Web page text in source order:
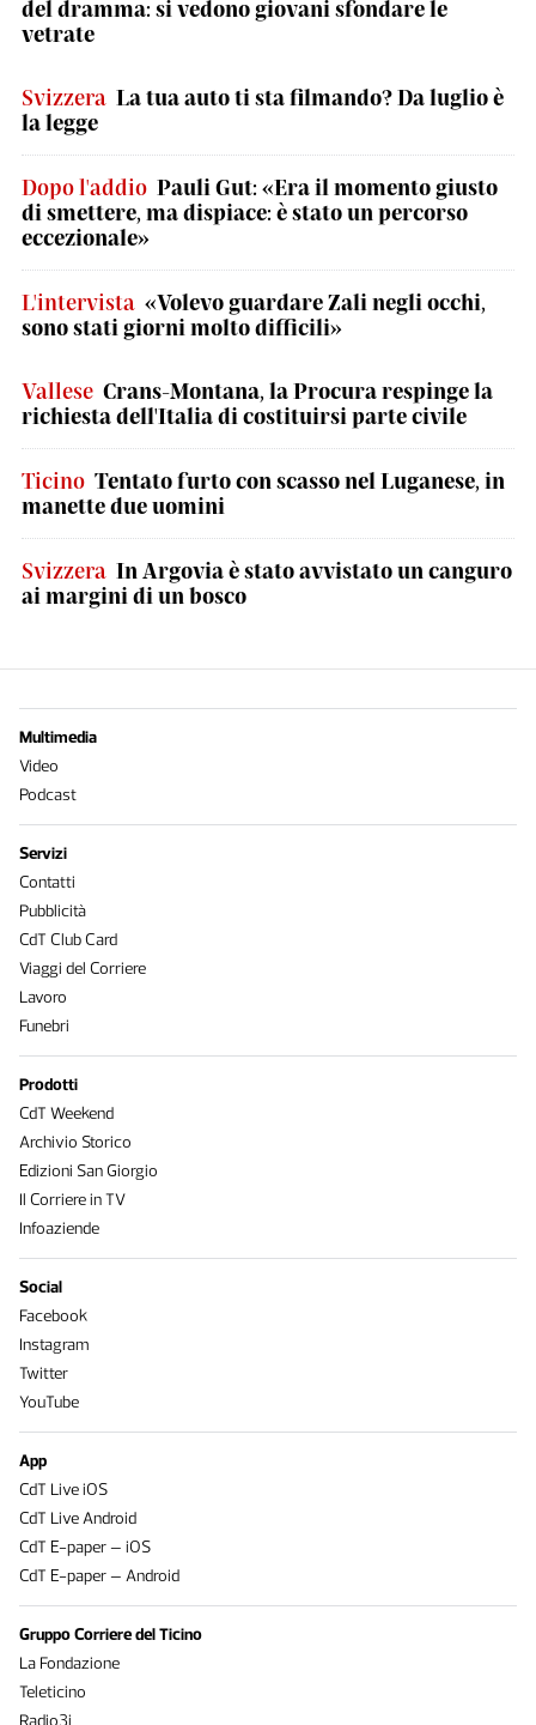
del dramma: si vedono giovani sfondare le
vetrate
Svizzera La tua auto ti sta filmando? Da luglio è
la legge
Dopo l'addio Pauli Gut: «Era il momento giusto
di smettere, ma dispiace: è stato un percorso
eccezionale»
L'intervista «Volevo guardare Zali negli occhi,
sono stati giorni molto difficili»
Vallese Crans-Montana, la Procura respinge la
richiesta dell'Italia di costituirsi parte civile
Ticino Tentato furto con scasso nel Luganese, in
manette due uomini
Svizzera In Argovia è stato avvistato un canguro
ai margini di un bosco
Multimedia
Video
Podcast
Servizi
Contatti
Pubblicità
CdT Club Card
Viaggi del Corriere
Lavoro
Funebri
Prodotti
CdT Weekend
Archivio Storico
Edizioni San Giorgio
Il Corriere in TV
Infoaziende
Social
Facebook
Instagram
Twitter
YouTube
App
CdT Live iOS
CdT Live Android
CdT E-paper – iOS
CdT E-paper – Android
Gruppo Corriere del Ticino
La Fondazione
Teleticino
Radio3i